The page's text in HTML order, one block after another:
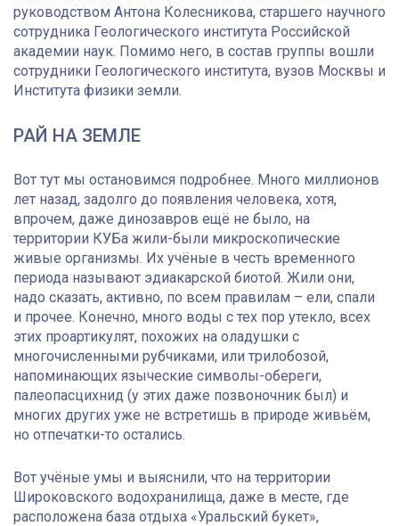
руководством Антона Колесникова, старшего научного
сотрудника Геологического института Российской
академии наук. Помимо него, в состав группы вошли
сотрудники Геологического института, вузов Москвы и
Института физики земли.
РАЙ НА ЗЕМЛЕ
Вот тут мы остановимся подробнее. Много миллионов
лет назад, задолго до появления человека, хотя,
впрочем, даже динозавров ещё не было, на
территории КУБа жили-были микроскопические
живые организмы. Их учёные в честь временного
периода называют эдиакарской биотой. Жили они,
надо сказать, активно, по всем правилам – ели, спали
и прочее. Конечно, много воды с тех пор утекло, всех
этих проартикулят, похожих на оладушки с
многочисленными рубчиками, или трилобозой,
напоминающих языческие символы-обереги,
палеопасцихнид (у этих даже позвоночник был) и
многих других уже не встретишь в природе живьём,
но отпечатки-то остались.
Вот учёные умы и выяснили, что на территории
Широковского водохранилища, даже в месте, где
расположена база отдыха «Уральский букет»,